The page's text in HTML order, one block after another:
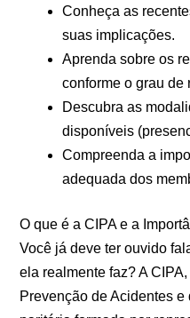
Conheça as
suas implicações.
Aprenda sobre os
conforme o grau de
Descubra as
disponíveis
Compreenda a
adequada dos
O que é a CIPA e a
Você já deve ter ouvido
ela realmente faz? A
Prevenção de Acidentes